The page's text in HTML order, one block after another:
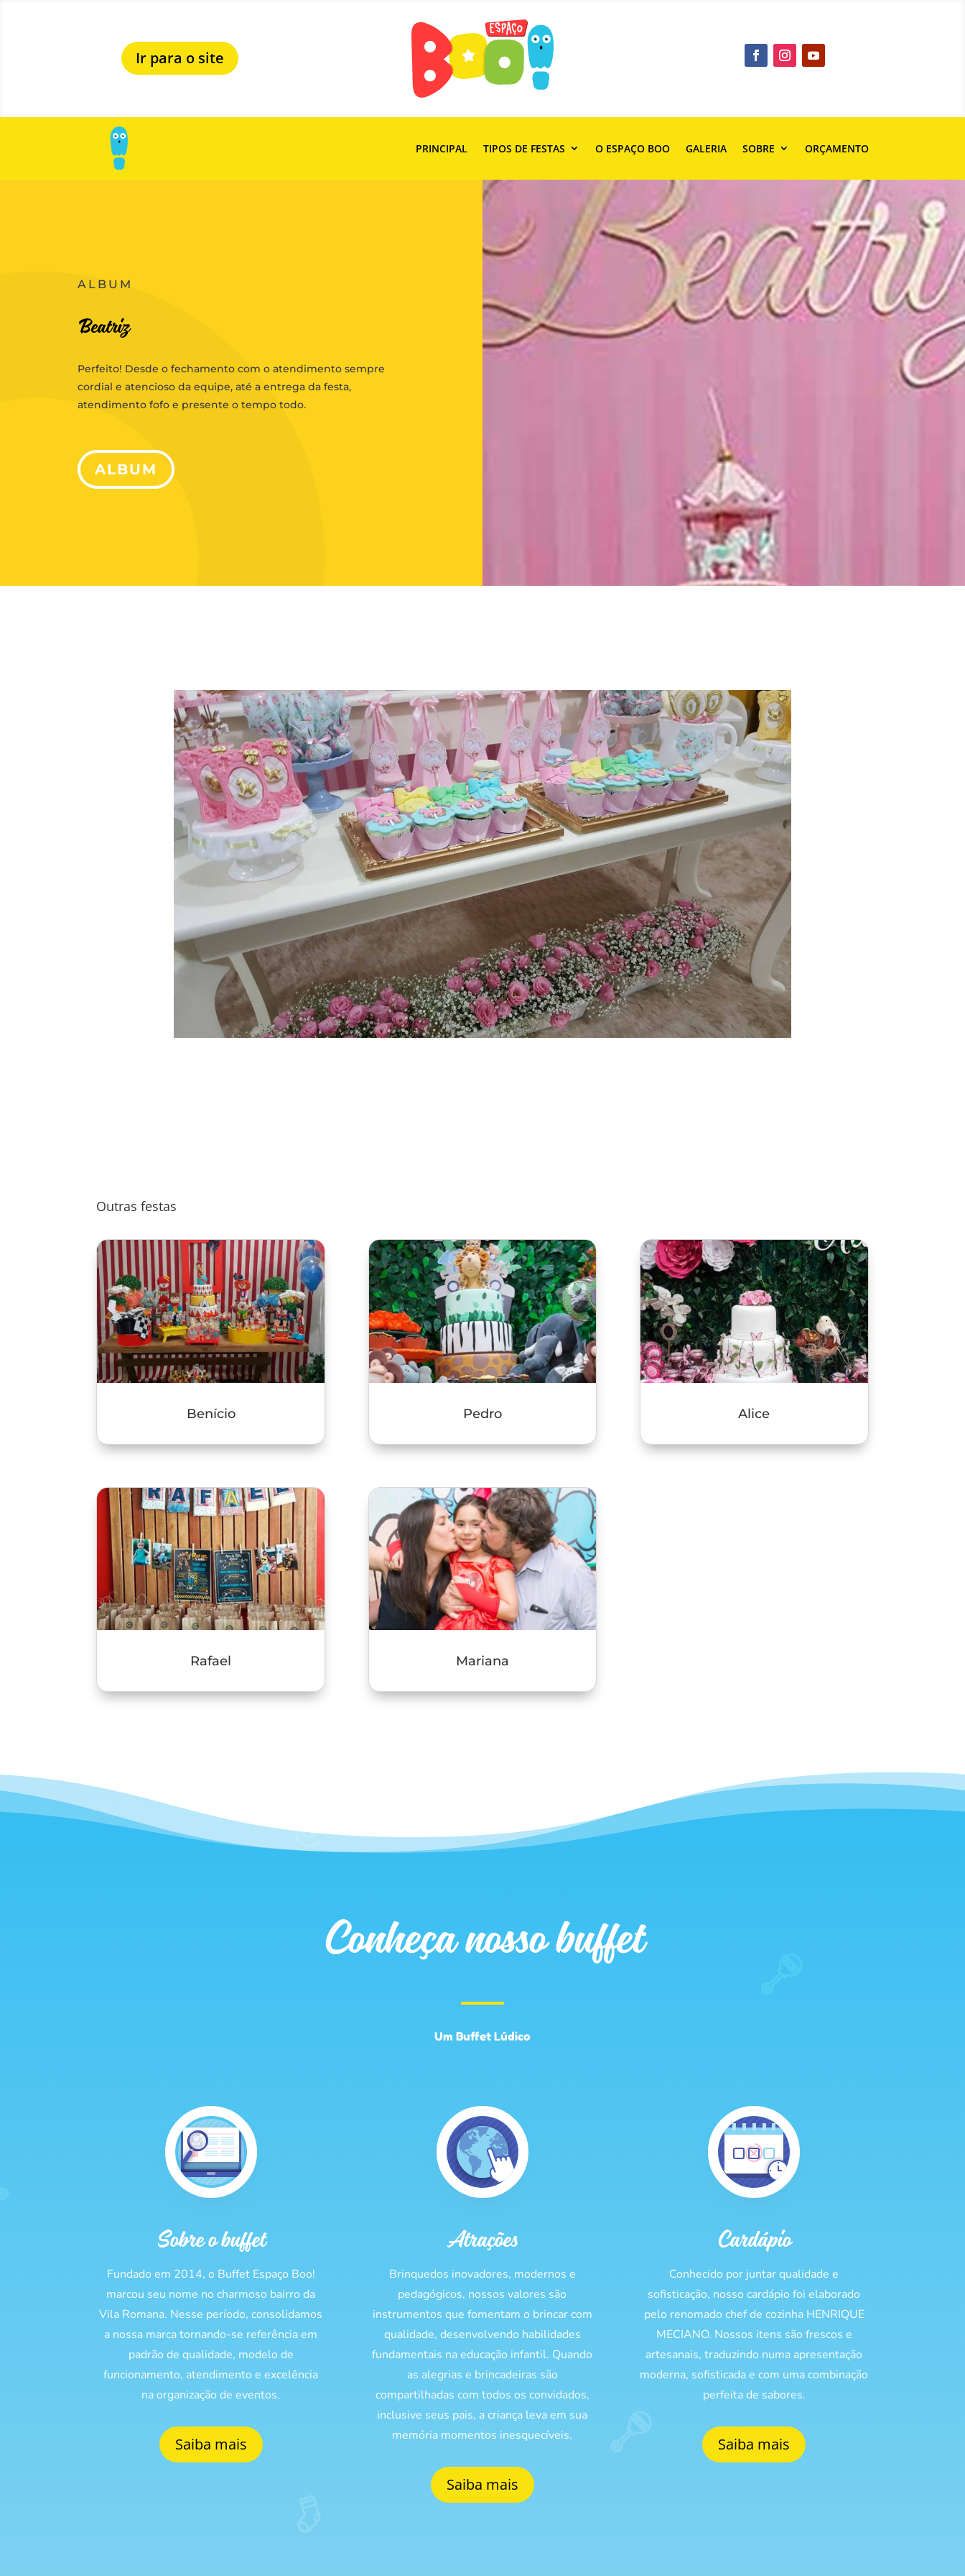
Ir para o site
PRINCIPAL TIPOS DE FESTAS O ESPAÇO BOO GALERIA SOBRE ORÇAMENTO
ALBUM
Beatriz
Perfeito! Desde o fechamento com o atendimento sempre
cordial e atencioso da equipe, até a entrega da festa,
atendimento fofo e presente o tempo todo.
ALBUM
Outras festas
Benício
Rafael
Pedro
Mariana
Alice
Conheça nosso buffet
Um Buffet Lúdico
Sobre o buffet
Fundado em 2014, o Buffet Espaço Boo!
marcou seu nome no charmoso bairro da
Vila Romana. Nesse período, consolidamos
a nossa marca tornando-se referência em
padrão de qualidade, modelo de
funcionamento, atendimento e excelência
na organização de eventos.
Saiba mais
Atrações
Brinquedos inovadores, modernos e
pedagógicos, nossos valores são
instrumentos que fomentam o brincar com
qualidade, desenvolvendo habilidades
fundamentais na educação infantil. Quando
as alegrias e brincadeiras são
compartilhadas com todos os convidados,
inclusive seus pais, a criança leva em sua
memória momentos inesquecíveis.
Saiba mais
Cardápio
Conhecido por juntar qualidade e
sofisticação, nosso cardápio foi elaborado
pelo renomado chef de cozinha HENRIQUE
MECIANO. Nossos itens são frescos e
artesanais, traduzindo numa apresentação
moderna, sofisticada e com uma combinação
perfeita de sabores.
Saiba mais